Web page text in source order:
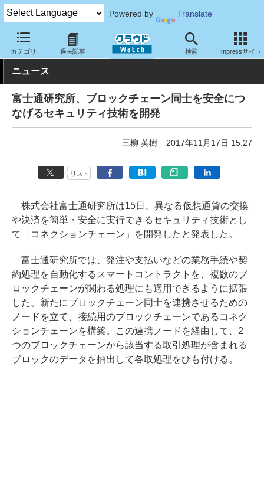
Powered by Translate
カテゴリ 過去記事 検索 Impressサイト
クラウド Watch トピック 研究開発
ニュース
富士通研究所、ブロックチェーン同士を安全につ
なげるセキュリティ技術を開発
三柳 英樹 2017年11月17日 15:27
リスト
株式会社富士通研究所は15日、異なる仮想通貨の交換
や決済を簡単・安全に実行できるセキュリティ技術とし
て「コネクションチェーン」を開発したと発表した。
富士通研究所では、発注や支払いなどの業務手続や契
約処理を自動化するスマートコントラクトを、複数のブ
ロックチェーンが関わる処理にも適用できるように拡張
した。新たにブロックチェーン同士を連携させるための
ノードを立て、接続用のブロックチェーンであるコネク
ションチェーンを構築。この連携ノードを経由して、2
つのブロックチェーンから該当する取引処理が含まれる
ブロックのデータを抽出して各取処理をひも付ける。